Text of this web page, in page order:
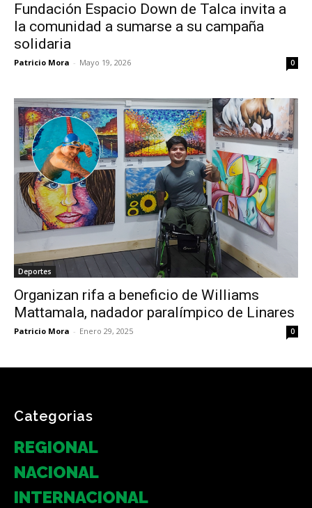
Fundación Espacio Down de Talca invita a
la comunidad a sumarse a su campaña
solidaria
Patricio Mora - Mayo 19, 2026 0
Deportes
Organizan rifa a beneficio de Williams
Mattamala, nadador paralímpico de Linares
Patricio Mora - Enero 29, 2025 0
Categorias
REGIONAL
NACIONAL
INTERNACIONAL